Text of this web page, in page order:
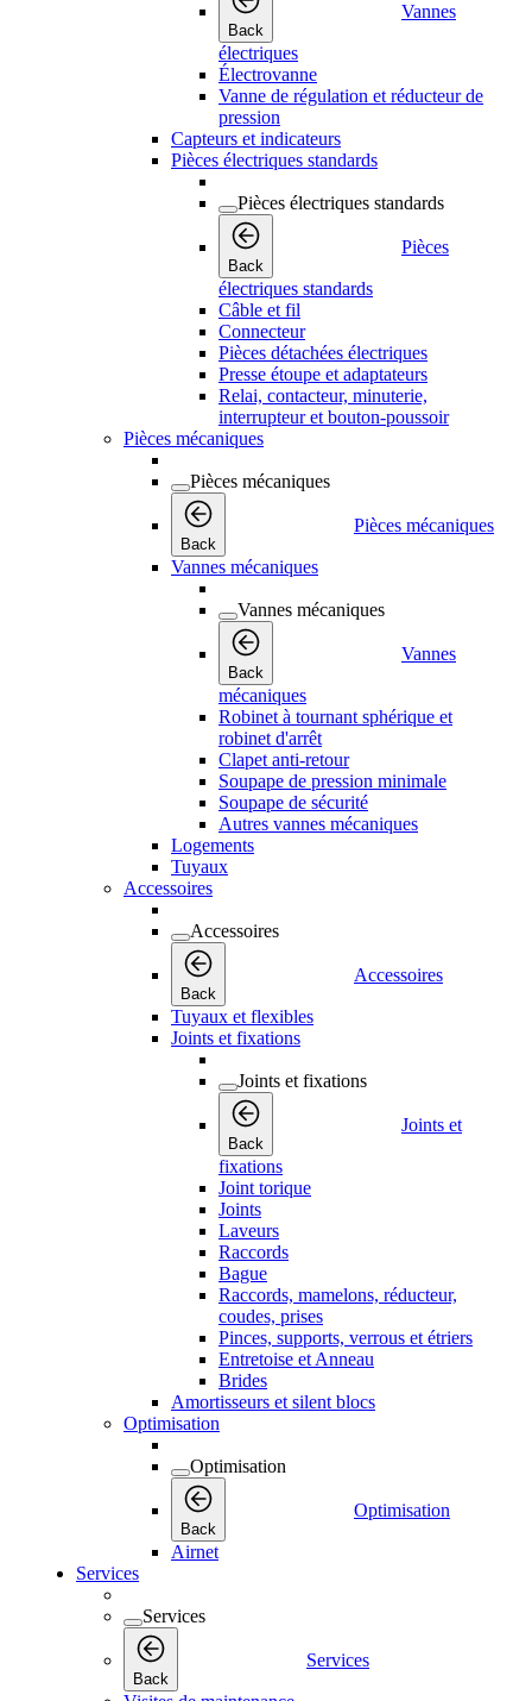
Back
Vannes
électriques
Électrovanne
Vanne de régulation et réducteur de
pression
Capteurs et indicateurs
Pièces électriques standards
Pièces électriques standards
Back
Pièces
électriques standards
Câble et fil
Connecteur
Pièces détachées électriques
Presse étoupe et adaptateurs
Relai, contacteur, minuterie,
interrupteur et bouton-poussoir
Pièces mécaniques
Pièces mécaniques
Back
Pièces mécaniques
Vannes mécaniques
Vannes mécaniques
Back
Vannes
mécaniques
Robinet à tournant sphérique et
robinet d'arrêt
Clapet anti-retour
Soupape de pression minimale
Soupape de sécurité
Autres vannes mécaniques
Logements
Tuyaux
Accessoires
Accessoires
Back
Accessoires
Tuyaux et flexibles
Joints et fixations
Joints et fixations
Back
Joints et
fixations
Joint torique
Joints
Laveurs
Raccords
Bague
Raccords, mamelons, réducteur,
coudes, prises
Pinces, supports, verrous et étriers
Entretoise et Anneau
Brides
Amortisseurs et silent blocs
Optimisation
Optimisation
Back
Optimisation
Airnet
Services
Services
Back
Services